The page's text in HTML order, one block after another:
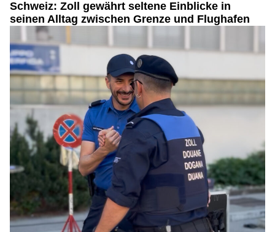
Schweiz: Zoll gewährt seltene Einblicke in
seinen Alltag zwischen Grenze und Flughafen